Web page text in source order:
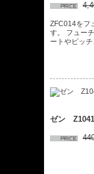
ZFC014をフ
す。 フュー
ートやピッチ
ゼン